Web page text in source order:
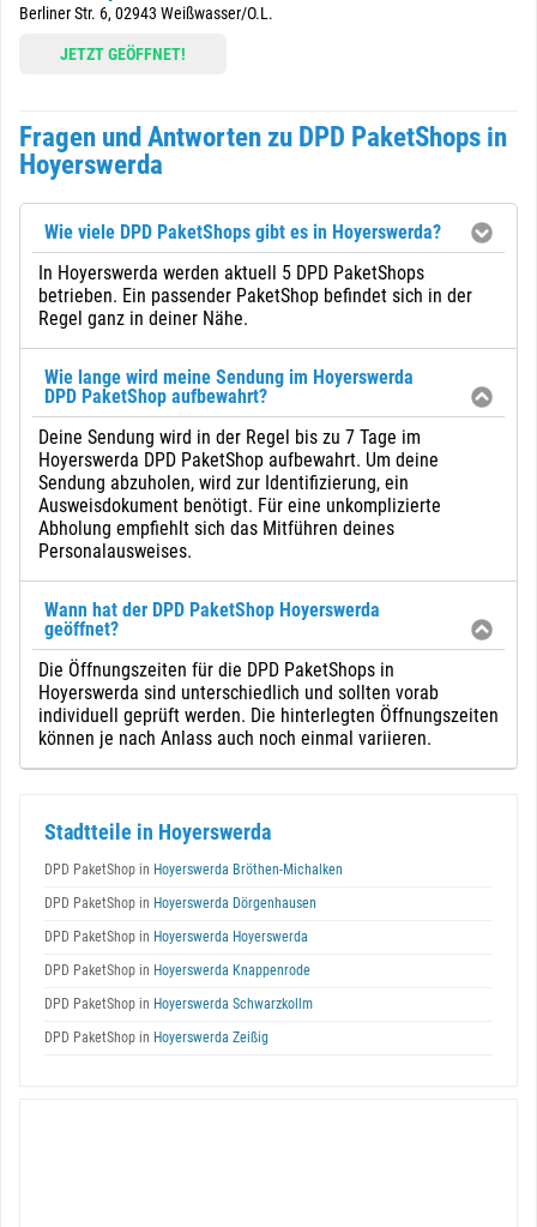
Berliner Str. 6, 02943 Weißwasser/O.L.
JETZT GEÖFFNET!
Fragen und Antworten zu DPD PaketShops in
Hoyerswerda
Wie viele DPD PaketShops gibt es in Hoyerswerda?
In Hoyerswerda werden aktuell 5 DPD PaketShops
betrieben. Ein passender PaketShop befindet sich in der
Regel ganz in deiner Nähe.
Wie lange wird meine Sendung im Hoyerswerda
DPD PaketShop aufbewahrt?
Deine Sendung wird in der Regel bis zu 7 Tage im
Hoyerswerda DPD PaketShop aufbewahrt. Um deine
Sendung abzuholen, wird zur Identifizierung, ein
Ausweisdokument benötigt. Für eine unkomplizierte
Abholung empfiehlt sich das Mitführen deines
Personalausweises.
Wann hat der DPD PaketShop Hoyerswerda
geöffnet?
Die Öffnungszeiten für die DPD PaketShops in
Hoyerswerda sind unterschiedlich und sollten vorab
individuell geprüft werden. Die hinterlegten Öffnungszeiten
können je nach Anlass auch noch einmal variieren.
Stadtteile in Hoyerswerda
DPD PaketShop in Hoyerswerda Bröthen-Michalken
DPD PaketShop in Hoyerswerda Dörgenhausen
DPD PaketShop in Hoyerswerda Hoyerswerda
DPD PaketShop in Hoyerswerda Knappenrode
DPD PaketShop in Hoyerswerda Schwarzkollm
DPD PaketShop in Hoyerswerda Zeißig